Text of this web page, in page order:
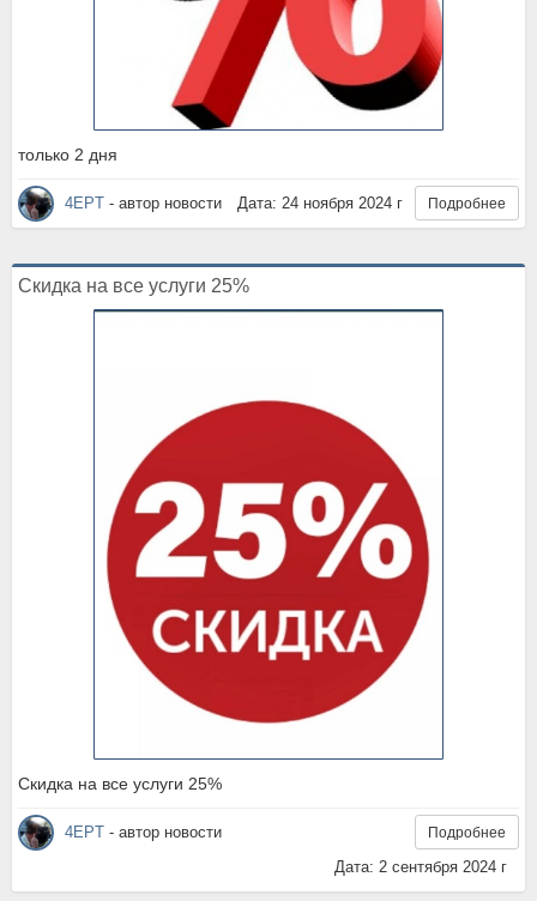
только 2 дня
4EPT - автор новости Подробнее
Дата: 24 ноября 2024 г
Скидка на все услуги 25%
Скидка на все услуги 25%
4EPT - автор новости Подробнее
Дата: 2 сентября 2024 г